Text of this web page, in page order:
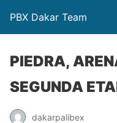
PBX Dakar Team
PIEDRA,
SEGUNDA
dakarpalibex